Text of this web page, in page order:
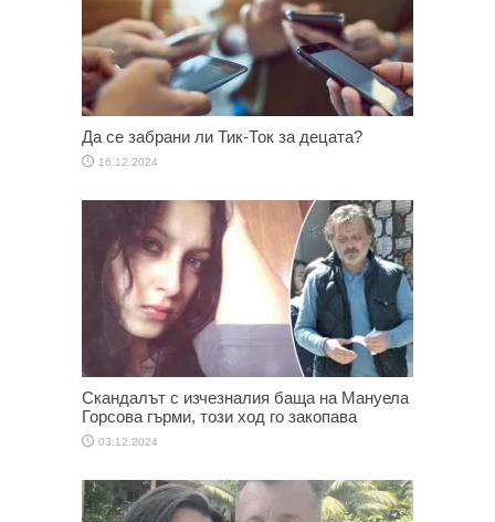
Да се забрани ли Тик-Ток за децата?
16.12.2024
Скандалът с изчезналия баща на Мануела
Горсова гърми, този ход го закопава
03.12.2024